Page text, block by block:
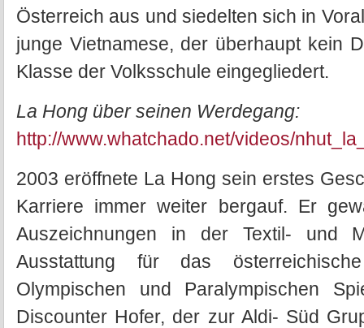
Österreich aus und siedelten sich in
junge Vietnamese, der überhaupt kein
Klasse der Volksschule eingegliedert.
La Hong über seinen Werdegang:
http://www.whatchado.net/videos/
2003 eröffnete La Hong sein erstes
Karriere immer weiter bergauf. Er
Auszeichnungen in der Textil- und
Ausstattung für das
Olympischen und Paralympischen
Discounter Hofer, der zur Aldi- Süd